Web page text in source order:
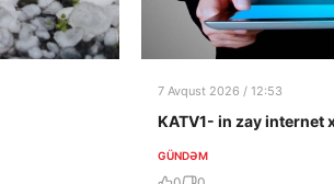
7 Avqust 2026 / 12:53
KATV1- in zay internet
GÜNDƏM